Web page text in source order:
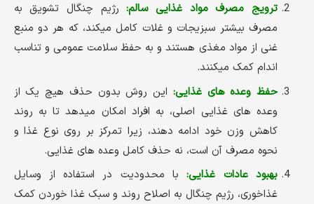
ترویج مصرف مواد غذایی سالم:رژیم چنگال تشویق به
مصرف بیشتر سبزیجات و غلات کامل میکند، که هر دو منبع
غنی از مواد مغذی هستند و به حفظ سلامت عمومی و تناسب
اندام کمک میکنند.
حفظ وعده های غذایی: این روش بدون حذف هیچ یک از
وعده های غذایی اصلی، به افراد امکان میدهد تا به روند
کاهش وزن خود ادامه دهند، زیرا تمرکز بر روی نوع غذا و
نحوه مصرف آن است، نه حذف کامل وعده های غذایی.
بهبود عادات غذایی: با محدودیت در استفاده از وسایل
غذاخوری، رژیم چنگال به اصلاح روند و سبک غذا خوردن کمک